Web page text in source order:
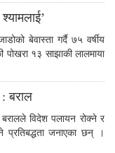
बेवास्ता गर्दै ७५ वर्षीय
१३ साझाकी लालमाया
बराल
विदेश पलायन रोक्ने र
प्रतिबद्धता जनाएका छन् ।